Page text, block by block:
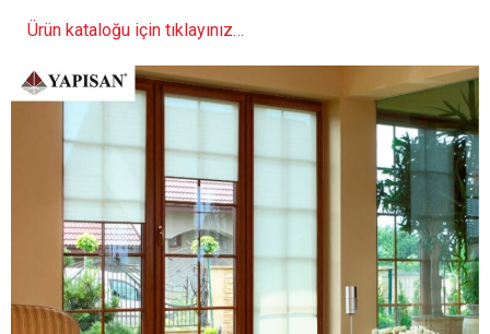
Ürün kataloğu için tıklayınız…